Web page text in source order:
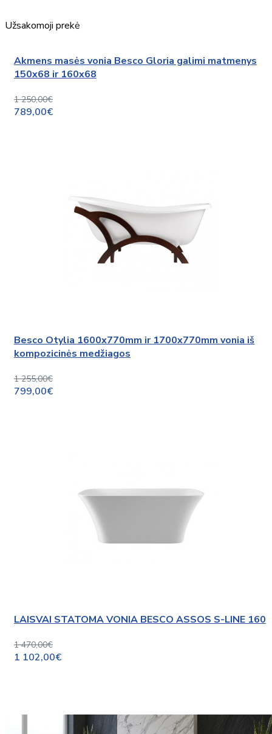
Užsakomoji prekė
Akmens masės vonia Besco Gloria galimi matmenys
150x68 ir 160x68
1 250,00€
789,00€
Besco Otylia 1600x770mm ir 1700x770mm vonia iš
kompozicinės medžiagos
1 255,00€
799,00€
LAISVAI STATOMA VONIA BESCO ASSOS S-LINE 160
1 470,00€
1 102,00€